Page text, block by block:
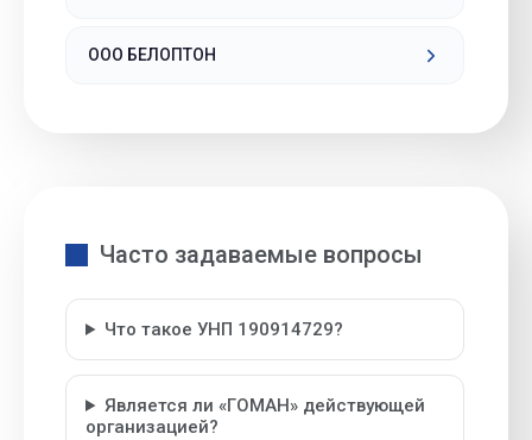
ООО БЕЛОПТОН
Часто задаваемые вопросы
Что такое УНП 190914729?
Является ли «ГОМАН» действующей
организацией?